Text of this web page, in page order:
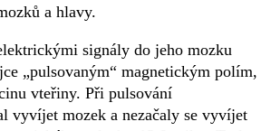
a hlavy.
signály do jeho mozku
„pulsovaným“ magnetickým polím,
vteřiny. Při pulsování
vyvíjet mozek a nezačaly se vyvíjet